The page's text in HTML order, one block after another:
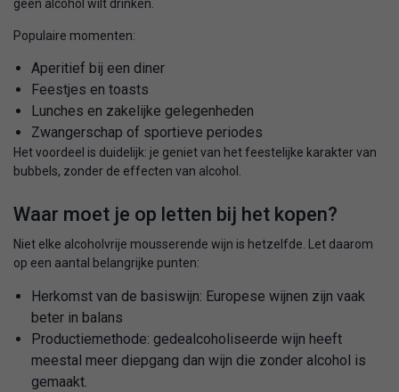
geen alcohol wilt drinken.
Populaire momenten:
Aperitief bij een diner
Feestjes en toasts
Lunches en zakelijke gelegenheden
Zwangerschap of sportieve periodes
Het voordeel is duidelijk: je geniet van het feestelijke karakter van
bubbels, zonder de effecten van alcohol.
Waar moet je op letten bij het kopen?
Niet elke alcoholvrije mousserende wijn is hetzelfde. Let daarom
op een aantal belangrijke punten:
Herkomst van de basiswijn: Europese wijnen zijn vaak
beter in balans
Productiemethode: gedealcoholiseerde wijn heeft
meestal meer diepgang dan wijn die zonder alcohol is
gemaakt.